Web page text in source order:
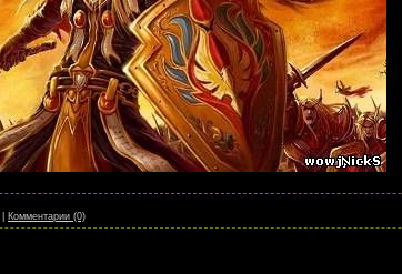
Комментарии (0)